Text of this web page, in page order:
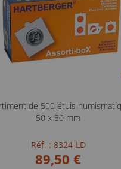
de 500 étuis
50 x 50 mm
Réf. : 8324-LD
89,50 €